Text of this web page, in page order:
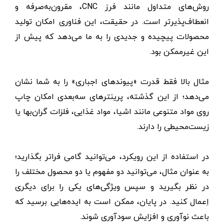
روش‌های متداول مانند فرز CNC، مقرون‌به‌صرفه و
انعطاف‌پذیرتر است. در حقیقت، این فناوری امکان تولید
محصولات پیچیده و جدیدی را به ما می‌دهد که پیش از
این غیرممکن بود.
مثال بالا فقط قدرت «پیوندهای اجباری» را به شما نشان
می‌دهد؛ از این گذشته، پرینترهای سه‌بعدی امکان چاپ
روی مواد متنوعی مانند اشیا، مواد غذایی، فلزات گران‌بها یا
زیست‌محیطی را دارند.
در استفاده از این رویکرد، می‌توانید گامی فراتر بگذارید؛
به عنوان مثال، می‌توانید دو مفهوم یا دو محصول مختلف را
در نظر بگیرید و سپس ویژگی‌های یکی را برای دیگری
اِعمال کنید. در پایان، ممکن است به ایده‌هایی برسید که
باعث نوآوری و افزایش سودآوری شوند.